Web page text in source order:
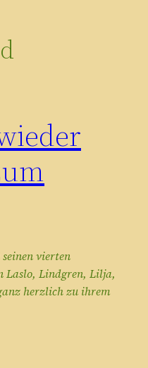
vierten
Laslo, Lindgren, Lilja,
herzlich zu ihrem